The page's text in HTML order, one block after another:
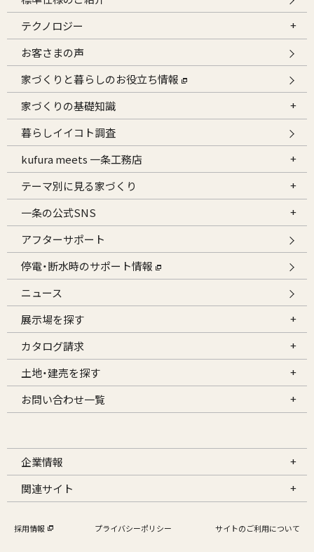
テクノロジー
お客さまの声
家づくりと暮らしのお役立ち情報
家づくりの基礎知識
暮らしイイコト調査
kufura meets 一条工務店
テーマ別に見る家づくり
一条の公式SNS
アフターサポート
停電・断水時のサポート情報
ニュース
展示場を探す
カタログ請求
土地・建売を探す
お問い合わせ一覧
企業情報
関連サイト
採用情報 プライバシーポリシー サイトのご利用について